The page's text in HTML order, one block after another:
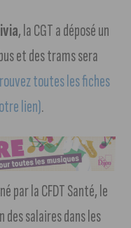
, la CGT a déposé un
et des trams sera
toutes les fiches
lien).
par la CFDT Santé, le
salaires dans les